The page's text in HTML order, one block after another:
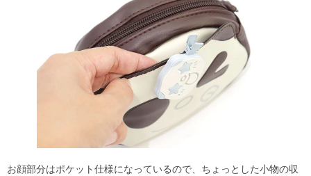
お顔部分はポケット仕様になっているので、ちょっとした小物の収